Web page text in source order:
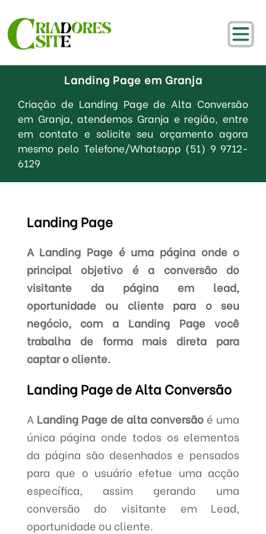
Landing Page em Granja
Criação de Landing Page de Alta Conversão
em Granja, atendemos Granja e região, entre
em contato e solicite seu orçamento agora
mesmo pelo Telefone/Whatsapp (51) 9 9712-
6129
Landing Page
A Landing Page é uma página onde o
principal objetivo é a conversão do
visitante da página em lead,
oportunidade ou cliente para o seu
negócio, com a Landing Page você
trabalha de forma mais direta para
captar o cliente.
Landing Page de Alta Conversão
A Landing Page de alta conversão é uma
única página onde todos os elementos
da página são desenhados e pensados
para que o usuário efetue uma acção
específica, assim gerando uma
conversão do visitante em Lead,
oportunidade ou cliente.